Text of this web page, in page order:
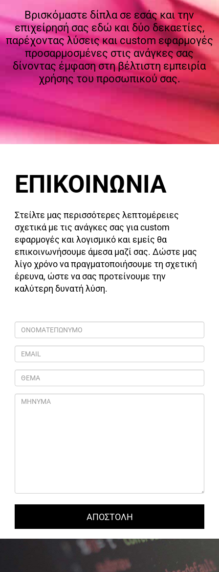
Βρισκόμαστε δίπλα σε εσάς και την
επιχείρησή σας εδώ και δύο δεκαετίες,
παρέχοντας λύσεις και custom εφαρμογές
προσαρμοσμένες στις ανάγκες σας
δίνοντας έμφαση στη βέλτιστη εμπειρία
χρήσης του προσωπικού σας.
ΕΠΙΚΟΙΝΩΝΙΑ
Στείλτε μας περισσότερες λεπτομέρειες
σχετικά με τις ανάγκες σας για custom
εφαρμογές και λογισμικό και εμείς θα
επικοινωνήσουμε άμεσα μαζί σας. Δώστε μας
λίγο χρόνο να πραγματοποιήσουμε τη σχετική
έρευνα, ώστε να σας προτείνουμε την
καλύτερη δυνατή λύση.